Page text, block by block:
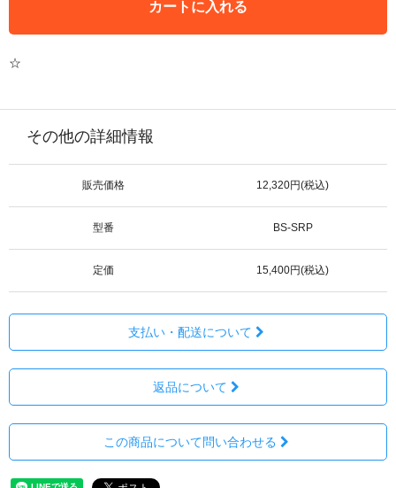
カートに入れる
☆
その他の詳細情報
販売価格 12,320円(税込)
型番 BS-SRP
定価 15,400円(税込)
支払い・配送について
返品について
この商品について問い合わせる